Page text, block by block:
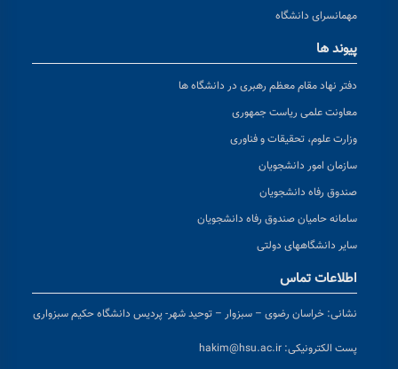
مهمانسرای دانشگاه
پیوند ها
دفتر نهاد مقام معظم رهبری در دانشگاه ها
معاونت علمی ریاست جمهوری
وزارت علوم، تحقیقات و فناوری
سازمان امور دانشجویان
صندوق رفاه دانشجویان
سامانه حامیان صندوق رفاه دانشجویان
سایر دانشگاههای دولتی
اطلاعات تماس
نشانی: خراسان رضوی – سبزوار – توحید شهر- پردیس دانشگاه حکیم سبزواری
پست الکترونیکی: hakim@hsu.ac.ir